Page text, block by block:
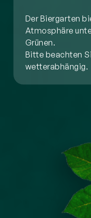
Der Biergarten
Atmosphäre
Grünen.
Bitte beachten
wetterabhängig.